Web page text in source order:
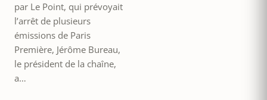
par Le Point, qui prévoyait
l’arrêt de plusieurs
émissions de Paris
Première, Jérôme Bureau,
le président de la chaîne,
a…